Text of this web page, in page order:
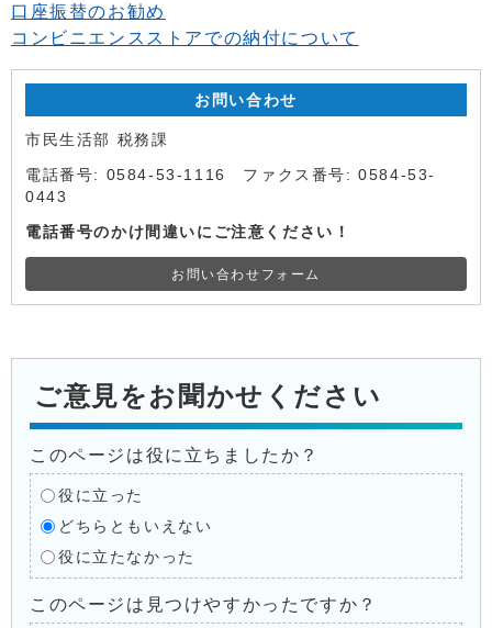
口座振替のお勧め
コンビニエンスストアでの納付について
お問い合わせ
市民生活部 税務課
電話番号: 0584-53-1116 ファクス番号: 0584-53-
0443
電話番号のかけ間違いにご注意ください！
お問い合わせフォーム
ご意見をお聞かせください
このページは役に立ちましたか？
役に立った
どちらともいえない
役に立たなかった
このページは見つけやすかったですか？